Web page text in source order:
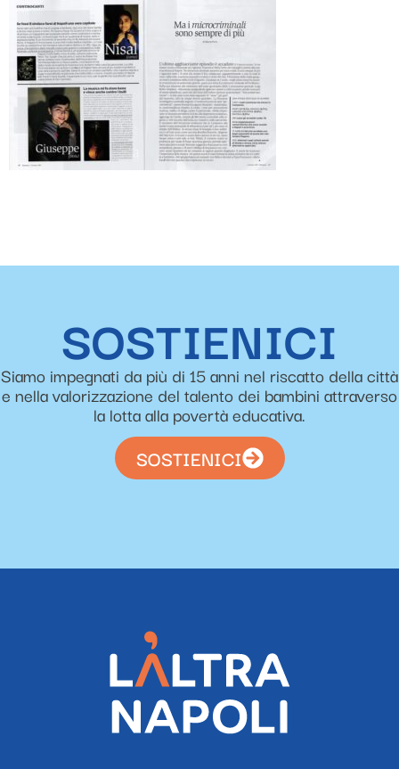
SOSTIENICI
Siamo impegnati da più di 15 anni nel riscatto della città
e nella valorizzazione del talento dei bambini attraverso
la lotta alla povertà educativa.
SOSTIENICI